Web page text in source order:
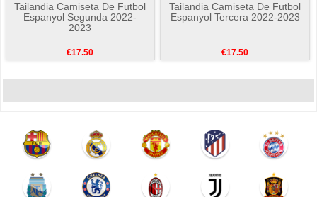
Tailandia Camiseta De Futbol
Espanyol Segunda 2022-
2023
€17.50
Tailandia Camiseta De Futbol
Espanyol Tercera 2022-2023
€17.50